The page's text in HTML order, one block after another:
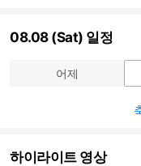
08.08 (Sat) 일정
어제
하이라이트 영상